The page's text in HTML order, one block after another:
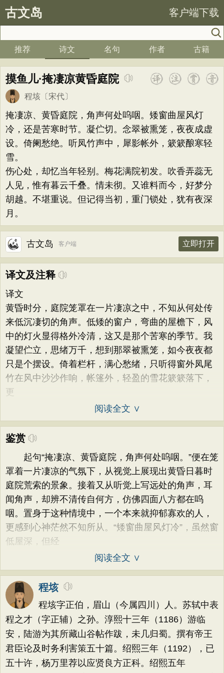
古文岛 客户端下载
推荐 诗文 名句 作者 古籍
摸鱼儿·掩凄凉黄昏庭院
程垓 〔宋代〕
掩凄凉、黄昏庭院，角声何处呜咽。矮窗曲屋风灯
冷，还是苦寒时节。凝伫切。念翠被熏笼，夜夜成虚
设。倚阑愁绝。听凤竹声中，犀影帐外，簌簌酿寒轻
雪。
伤心处，却忆当年轻别。梅花满院初发。吹香弄蕊无
人见，惟有暮云千叠。情未彻。又谁料而今，好梦分
胡越。不堪重说。但记得当初，重门锁处，犹有夜深
月。
古文岛 客户端 立即打开
译文及注释
译文
黄昏时分，庭院笼罩在一片凄凉之中，不知从何处传
来低沉凄切的角声。低矮的窗户，弯曲的屋檐下，风
中的灯火显得格外冷清，这又是那个苦寒的季节。我
凝望伫立，思绪万千，想到那翠被熏笼，如今夜夜都
只是个摆设。倚着栏杆，满心愁绪，只听得窗外凤尾
竹在风中沙沙作响，帐篷外，轻盈的雪花簌簌落下，
更
阅读全文 ∨
鉴赏
起句“掩凄凉、黄昏庭院，角声何处呜咽。”便在笼
罩着一片凄凉的气氛下，从视觉上展现出黄昏日暮时
庭院荒索的景象。接着又从听觉上写远处的角声，耳
闻角声，却辨不清传自何方，仿佛四面八方都在呜
咽。置身于这种情境中，一个本来就抑郁寡欢的人，
更感到心神茫然不知所从。“矮窗曲屋风灯冷”，虽然窗
低屋深，但经
阅读全文 ∨
程垓
程垓字正伯，眉山（今属四川）人。苏轼中表
程之才（字正辅）之孙。淳熙十三年（1186）游临
安，陆游为其所藏山谷帖作跋，未几归蜀。撰有帝王
君臣论及时务利害策五十篇。绍熙三年（1192），已
五十许，杨万里荐以应贤良方正科。绍熙五年